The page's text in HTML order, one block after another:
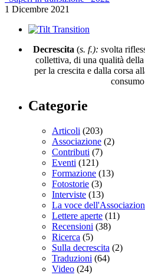
1 Dicembre 2021
Decrescita (s. f.): svolta
collettiva, di una qualità
per la crescita e dalla corsa
Categorie
Articoli (203)
Associazione (2)
Contributi (7)
Eventi (121)
Formazione (13)
Fotostorie (3)
Interviste (13)
La voce
Lettere aperte (11)
Recensioni (38)
Ricerca (5)
Sulla decrescita (2)
Traduzioni (64)
Video (24)